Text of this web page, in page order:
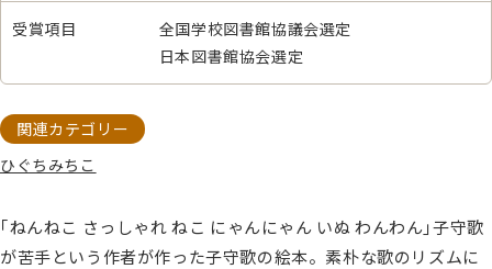
受賞項目
全国学校図書館協議会選定
日本図書館協会選定
関連カテゴリー
ひぐちみちこ
｢ねんねこ さっしゃれ ねこ にゃんにゃん いぬ わんわん｣子守歌
が苦手という作者が作った子守歌の絵本。素朴な歌のリズムに